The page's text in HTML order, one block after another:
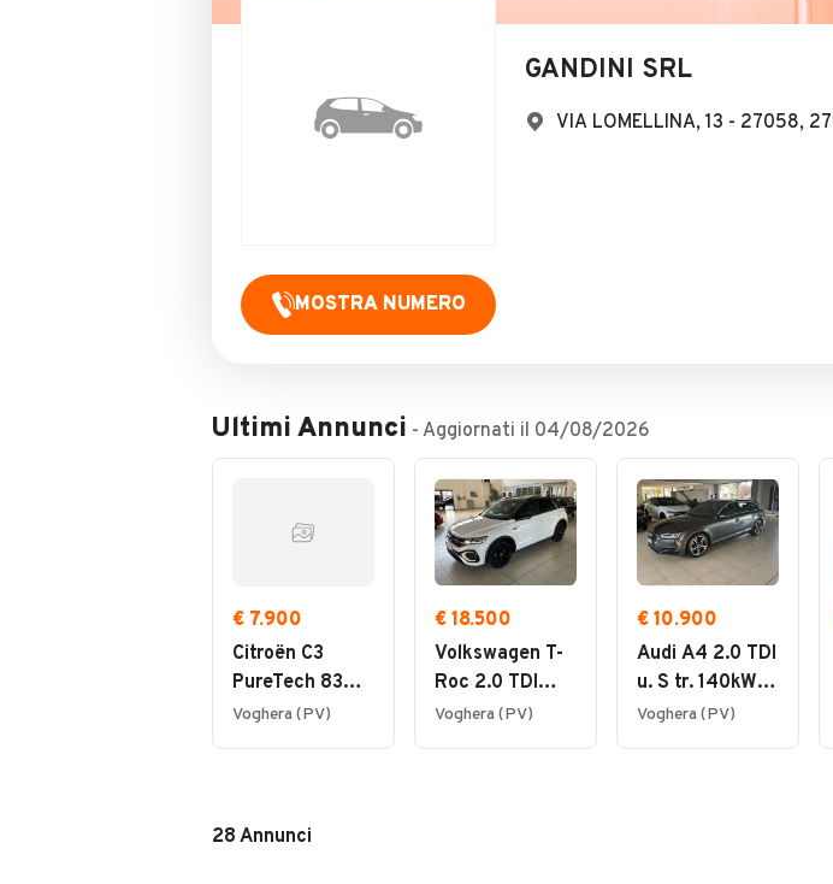
GANDINI SRL
VIA LOMELLINA, 13 - 27058,
MOSTRA NUMERO
Ultimi Annunci - Aggiornati il 04/08/2026
€ 7.900
Citroën C3
PureTech 83
S&S Shine Neo
Voghera (PV)
€ 18.500
Volkswagen T-
Roc 2.0 TDI
SCR R-Line
Voghera (PV)
€ 10.900
Audi A4 2.0 TDI
u. S tr. 140kW
Sport Avant
Voghera (PV)
28 Annunci